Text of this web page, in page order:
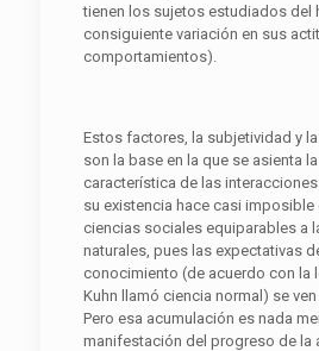
tienen los sujetos estudiados del
consiguiente variación en sus
comportamientos).
Estos factores, la subjetividad y
son la base en la que se asienta
característica de las
su existencia hace casi imposible
ciencias sociales equiparables a
naturales, pues las expectativas
conocimiento (de acuerdo con la
Kuhn llamó ciencia normal) se
Pero esa acumulación es nada
manifestación del progreso de la